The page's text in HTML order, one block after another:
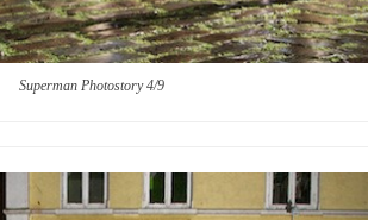
Superman Photostory 4/9